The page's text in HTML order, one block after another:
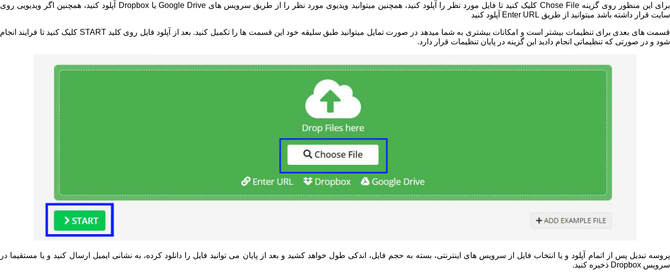
برای این منظور روی گزینه Chose File کلیک کنید تا فایل مورد نظر را آپلود کنید، همچنین میتوانید ویدیوی مورد نظر را از طریق سرویس های Google Drive یا Dropbox آپلود کنید، همچنین اگر ویدیویی روی
سایت قرار داشته باشد میتوانید از طریق Enter URL آپلود کنید
قسمت های بعدی برای تنظیمات بیشتر است و امکانات بیشتری به شما میدهد در صورت تمایل میتوانید طبق سلیقه خود این قسمت ها را تکمیل کنید. بعد از آپلود فایل روی کلید START کلیک کنید تا فرایند انجام
شود و در صورتی که تنظیماتی انجام دادید این گزینه در پایان تنظیمات قرار دارد.
پروسه تبدیل پس از اتمام آپلود و یا انتخاب فایل از سرویس های اینترنتی، بسته به حجم فایل، اندکی طول خواهد کشید و بعد از پایان می توانید فایل را دانلود کرده، به نشانی ایمیل ارسال کنید و یا مستقیما در
سرویس Dropbox ذخیره کنید.